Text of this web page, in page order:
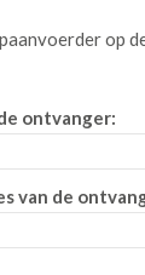
op
ontvanger:
van de